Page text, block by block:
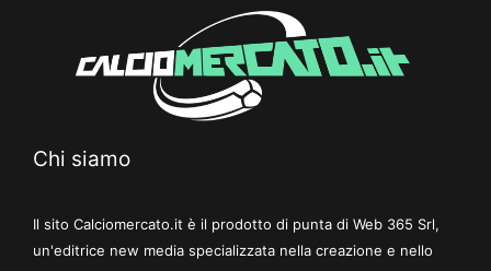
Chi siamo
Il sito Calciomercato.it è il prodotto di punta di Web 365 Srl,
un'editrice new media specializzata nella creazione e nello